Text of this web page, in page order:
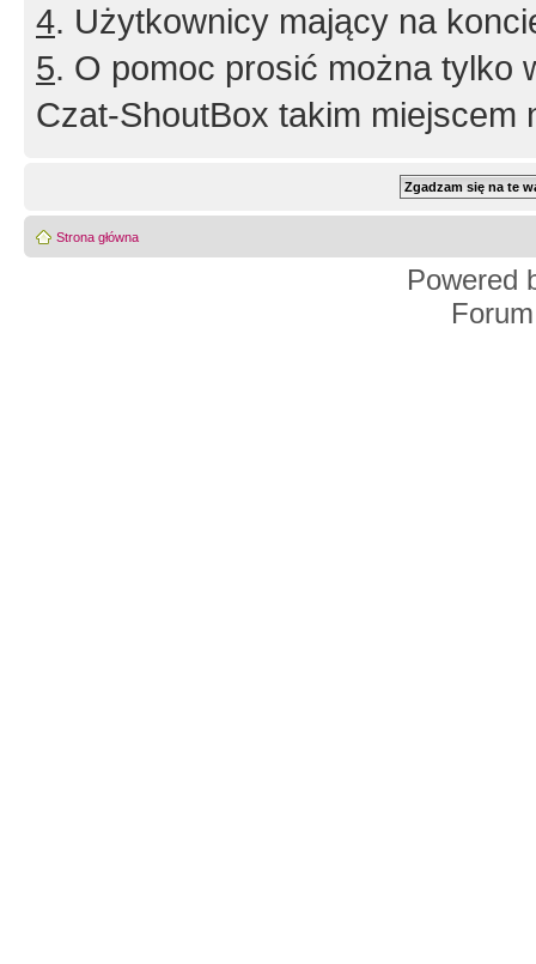
4. Użytkownicy mający na
5. O pomoc prosić można tylko
Czat-ShoutBox takim miejscem
Strona główna
Powered